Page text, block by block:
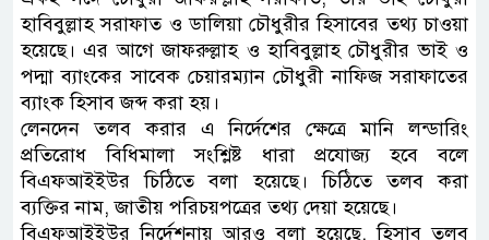
হাবিবুল্লাহ সরাফাত ও ডালিয়া চৌধুরীর হিসাবের তথ্য চাওয়া
হয়েছে। এর আগে জাফরুল্লাহ ও হাবিবুল্লাহ চৌধুরীর ভাই ও
পদ্মা ব্যাংকের সাবেক চেয়ারম্যান চৌধুরী নাফিজ সরাফাতের
ব্যাংক হিসাব জব্দ করা হয়।
লেনদেন তলব করার এ নির্দেশের ক্ষেত্রে মানি লন্ডারিং
প্রতিরোধ বিধিমালা সংশ্লিষ্ট ধারা প্রযোজ্য হবে বলে
বিএফআইইউর চিঠিতে বলা হয়েছে। চিঠিতে তলব করা
ব্যক্তির নাম, জাতীয় পরিচয়পত্রের তথ্য দেয়া হয়েছে।
বিএফআইইউর নির্দেশনায় আরও বলা হয়েছে, হিসাব তলব